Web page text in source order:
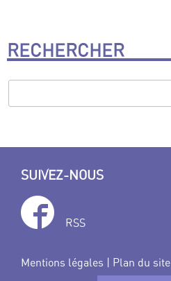
RECHERCHER
SUIVEZ-NOUS
RSS
Mentions légales | Plan du site